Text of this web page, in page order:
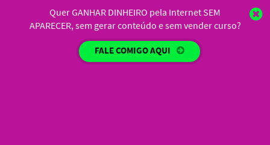
Quer GANHAR DINHEIRO pela Internet SEM
APARECER, sem gerar conteúdo e sem vender curso?
FALE COMIGO AQUI